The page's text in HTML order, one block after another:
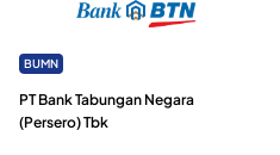
BUMN
PT Bank Tabungan Negara
(Persero) Tbk